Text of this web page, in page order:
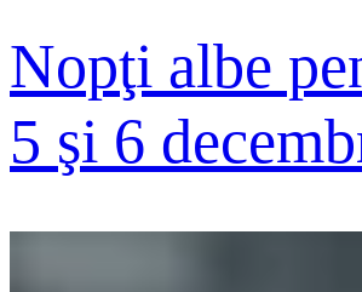
Nopţi albe
5 şi 6